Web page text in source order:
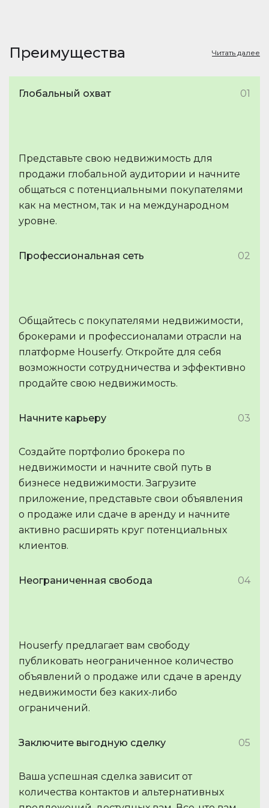
Преимущества Читать далее
Глобальный охват 01
Представьте свою недвижимость для
продажи глобальной аудитории и начните
общаться с потенциальными покупателями
как на местном, так и на международном
уровне.
Профессиональная сеть 02
Общайтесь с покупателями недвижимости,
брокерами и профессионалами отрасли на
платформе Houserfy. Откройте для себя
возможности сотрудничества и эффективно
продайте свою недвижимость.
Начните карьеру 03
Создайте портфолио брокера по
недвижимости и начните свой путь в
бизнесе недвижимости. Загрузите
приложение, представьте свои объявления
о продаже или сдаче в аренду и начните
активно расширять круг потенциальных
клиентов.
Неограниченная свобода 04
Houserfy предлагает вам свободу
публиковать неограниченное количество
объявлений о продаже или сдаче в аренду
недвижимости без каких-либо
ограничений.
Заключите выгодную сделку 05
Ваша успешная сделка зависит от
количества контактов и альтернативных